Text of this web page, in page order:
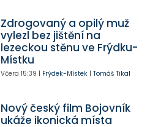
Zdrogovaný a opilý muž
vylezl bez jištění na
lezeckou stěnu ve Frýdku-
Místku
Včera 15:39 | Frýdek-Místek| Tomáš Tikal
Nový český film Bojovník
ukáže ikonická místa